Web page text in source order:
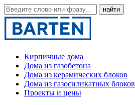
Кирпичные дома
Дома из газобетона
Дома из керамических блоков
Дома из газосиликатных блоков
Проекты и цены